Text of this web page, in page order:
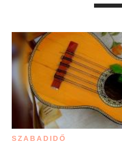
SZABADIDŐ